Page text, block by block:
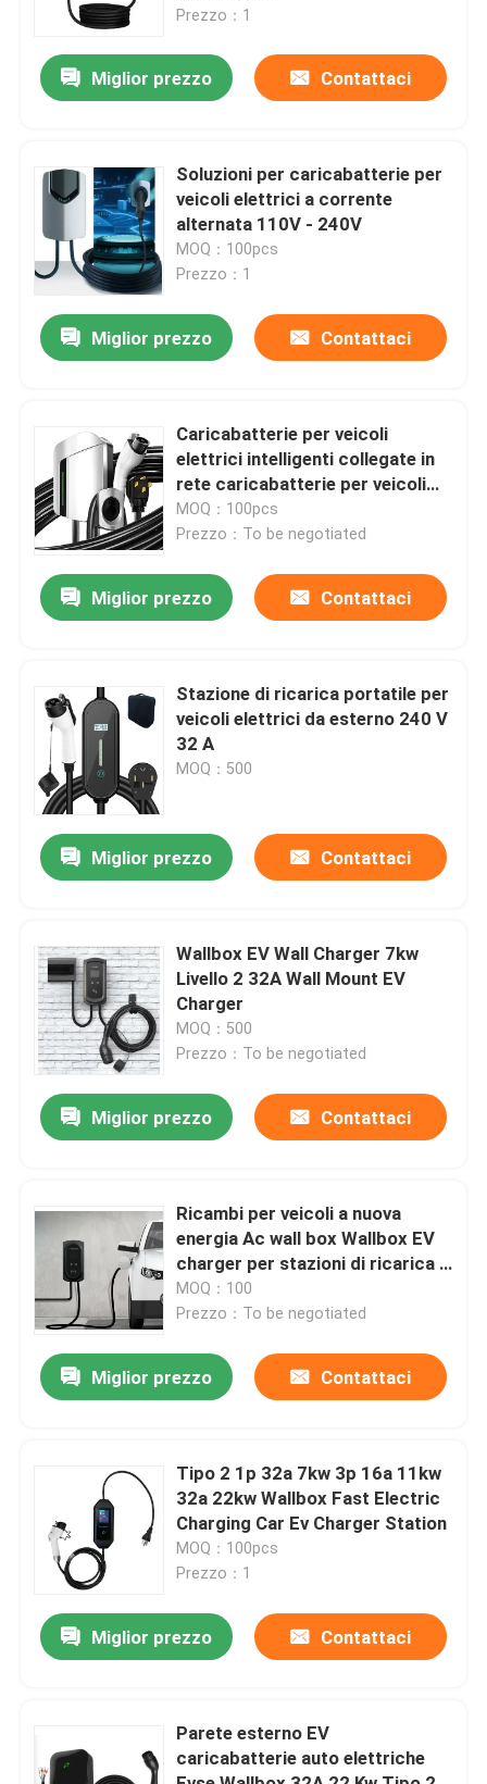
Prodotti
Chi siamo
Fatory Tour
Contattaci
Richiedere un preventivo
Soluzioni del caricatore di EV
Caricatori portatili di EV
Prezzo：1
Miglior prezzo Contattaci
Soluzioni per caricabatterie per
veicoli elettrici a corrente
alternata 110V - 240V
MOQ：100pcs
Prezzo：1
Miglior prezzo Contattaci
Caricabatterie per veicoli
elettrici intelligenti collegate in
rete caricabatterie per veicoli
elettrici montate a muro fino a
22 kW
MOQ：100pcs
Prezzo：To be negotiated
Miglior prezzo Contattaci
Stazione di ricarica portatile per
veicoli elettrici da esterno 240 V
32 A
MOQ：500
Miglior prezzo Contattaci
Wallbox EV Wall Charger 7kw
Livello 2 32A Wall Mount EV
Charger
MOQ：500
Prezzo：To be negotiated
Miglior prezzo Contattaci
Ricambi per veicoli a nuova
energia Ac wall box Wallbox EV
charger per stazioni di ricarica a
corrente continua per veicoli
elettrici
MOQ：100
Prezzo：To be negotiated
Miglior prezzo Contattaci
Tipo 2 1p 32a 7kw 3p 16a 11kw
32a 22kw Wallbox Fast Electric
Charging Car Ev Charger Station
MOQ：100pcs
Prezzo：1
Miglior prezzo Contattaci
Parete esterno EV
caricabatterie auto elettriche